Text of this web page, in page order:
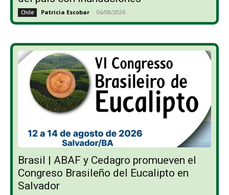
Chile Patricia Escobar - 06/08/2026
Brasil | ABAF y Cedagro promueven el
Congreso Brasileño del Eucalipto en
Salvador